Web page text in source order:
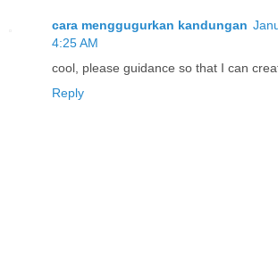
cara menggugurkan kandungan
4:25 AM
cool, please guidance so that I can
Reply